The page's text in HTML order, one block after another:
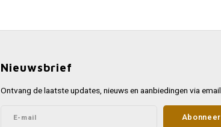
Nieuwsbrief
Ontvang de laatste updates, nieuws en aanbiedingen via email
Abonneer